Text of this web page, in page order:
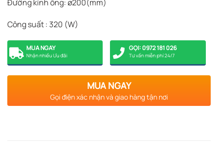
Đường kính ống: ø200(mm)
Công suất : 320 (W)
MUA NGAY
Nhận nhiều Ưu đãi
GỌI: 0972 181 026
Tư vấn miễn phí 24/7
MUA NGAY
Gọi điện xác nhận và giao hàng tận nơi